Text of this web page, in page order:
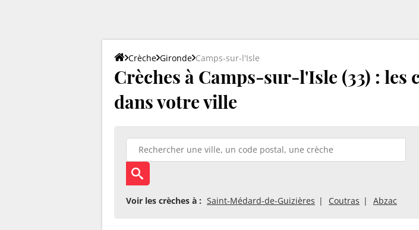
Crèche Gironde Camps-sur-l'Isle
Crèches à Camps-sur-l'Isle (33) : les
dans votre ville
Voir les crèches à : Saint-Médard-de-Guizières Coutras Abzac